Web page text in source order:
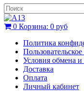
0 Корзина: 0 руб
Политика
Условия обмена и
Доставка
Оплата
Личный кабинет